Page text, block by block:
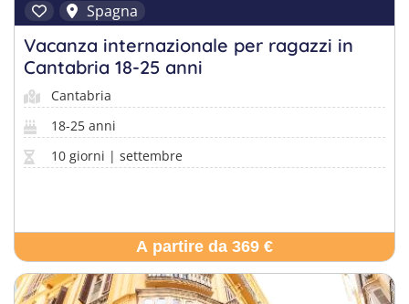
Spagna
Vacanza internazionale per ragazzi in
Cantabria 18-25 anni
Cantabria
18-25 anni
10 giorni | settembre
A partire da 369 €